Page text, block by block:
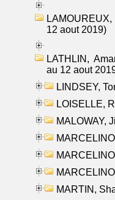
12 aout 2019)
LATHLIN,
au 12 aout
LINDSEY,
LOISELLE,
MALOWAY,
MARTIN,